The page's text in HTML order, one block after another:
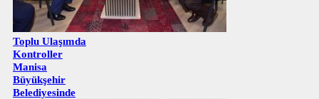
Toplu Ulaşımda
Kontroller
Manisa
Büyükşehir
Belediyesinde